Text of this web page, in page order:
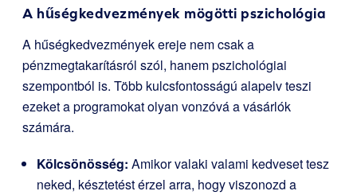
A hűségkedvezmények mögötti pszichológia
A hűségkedvezmények ereje nem csak a
pénzmegtakarításról szól, hanem pszichológiai
szempontból is. Több kulcsfontosságú alapelv teszi
ezeket a programokat olyan vonzóvá a vásárlók
számára.
Kölcsönösség: Amikor valaki valami kedveset tesz
neked, késztetést érzel arra, hogy viszonozd a